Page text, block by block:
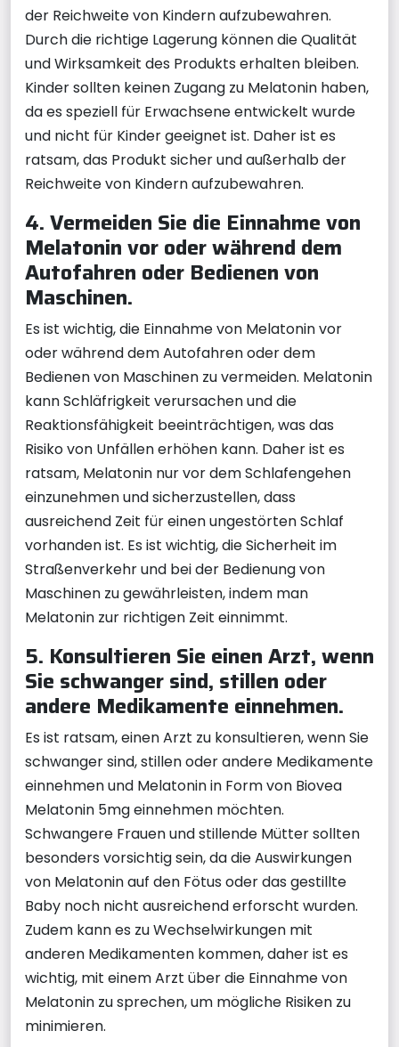
der Reichweite von Kindern aufzubewahren.
Durch die richtige Lagerung können die Qualität
und Wirksamkeit des Produkts erhalten bleiben.
Kinder sollten keinen Zugang zu Melatonin haben,
da es speziell für Erwachsene entwickelt wurde
und nicht für Kinder geeignet ist. Daher ist es
ratsam, das Produkt sicher und außerhalb der
Reichweite von Kindern aufzubewahren.
4. Vermeiden Sie die Einnahme von
Melatonin vor oder während dem
Autofahren oder Bedienen von
Maschinen.
Es ist wichtig, die Einnahme von Melatonin vor
oder während dem Autofahren oder dem
Bedienen von Maschinen zu vermeiden. Melatonin
kann Schläfrigkeit verursachen und die
Reaktionsfähigkeit beeinträchtigen, was das
Risiko von Unfällen erhöhen kann. Daher ist es
ratsam, Melatonin nur vor dem Schlafengehen
einzunehmen und sicherzustellen, dass
ausreichend Zeit für einen ungestörten Schlaf
vorhanden ist. Es ist wichtig, die Sicherheit im
Straßenverkehr und bei der Bedienung von
Maschinen zu gewährleisten, indem man
Melatonin zur richtigen Zeit einnimmt.
5. Konsultieren Sie einen Arzt, wenn
Sie schwanger sind, stillen oder
andere Medikamente einnehmen.
Es ist ratsam, einen Arzt zu konsultieren, wenn Sie
schwanger sind, stillen oder andere Medikamente
einnehmen und Melatonin in Form von Biovea
Melatonin 5mg einnehmen möchten.
Schwangere Frauen und stillende Mütter sollten
besonders vorsichtig sein, da die Auswirkungen
von Melatonin auf den Fötus oder das gestillte
Baby noch nicht ausreichend erforscht wurden.
Zudem kann es zu Wechselwirkungen mit
anderen Medikamenten kommen, daher ist es
wichtig, mit einem Arzt über die Einnahme von
Melatonin zu sprechen, um mögliche Risiken zu
minimieren.